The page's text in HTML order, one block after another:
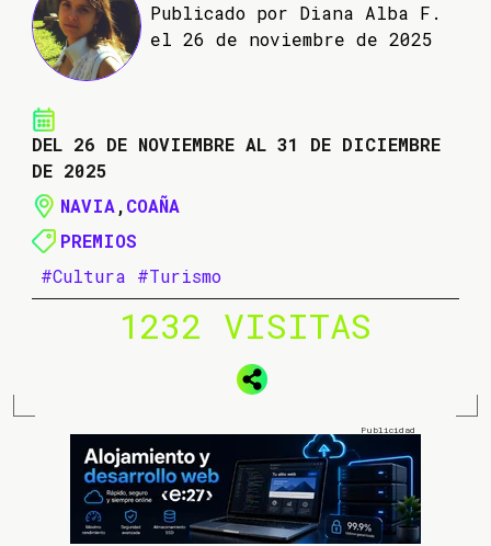
Publicado por Diana Alba F.
el 26 de noviembre de 2025
DEL 26 DE NOVIEMBRE AL 31 DE DICIEMBRE
DE 2025
NAVIA,COAÑA
PREMIOS
#Cultura #Turismo
1232 VISITAS